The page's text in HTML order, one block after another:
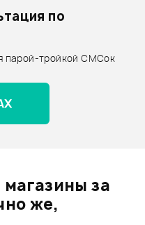
по
парой-тройкой СМСок
за
же,